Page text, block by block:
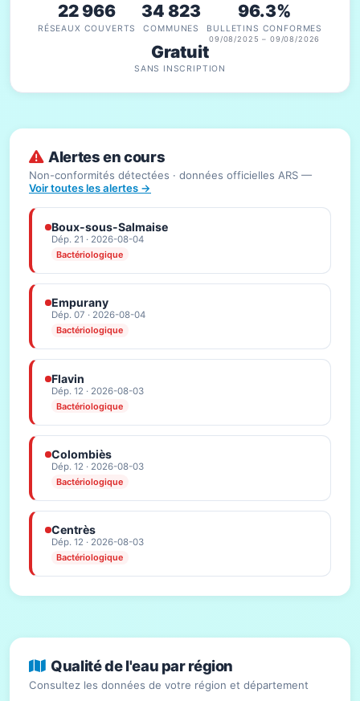
22 966
RÉSEAUX COUVERTS
34 823
COMMUNES
96.3%
BULLETINS CONFORMES
09/08/2025 – 09/08/2026
Gratuit
SANS INSCRIPTION
Alertes en cours
Non-conformités détectées · données officielles ARS —
Voir toutes les alertes →
Boux-sous-Salmaise
Dép. 21 · 2026-08-04
Bactériologique
Empurany
Dép. 07 · 2026-08-04
Bactériologique
Flavin
Dép. 12 · 2026-08-03
Bactériologique
Colombiès
Dép. 12 · 2026-08-03
Bactériologique
Centrès
Dép. 12 · 2026-08-03
Bactériologique
Qualité de l'eau par région
Consultez les données de votre région et département